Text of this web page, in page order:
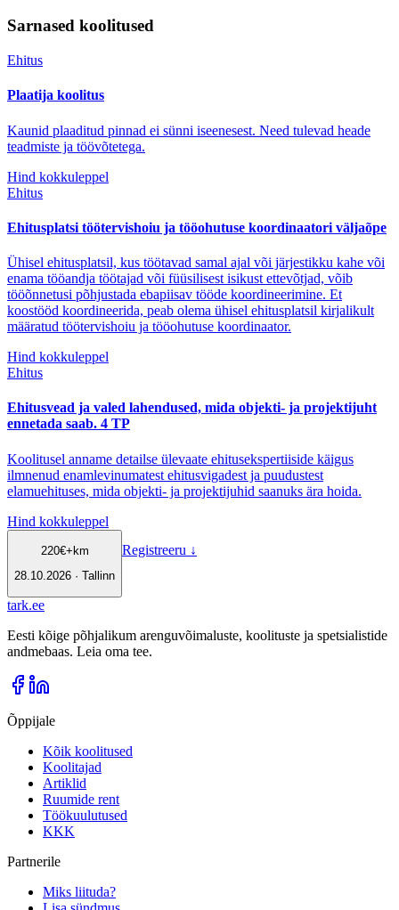
Sarnased koolitused
Ehitus
Plaatija koolitus
Kaunid plaaditud pinnad ei sünni iseenesest. Need tulevad heade
teadmiste ja töövõtetega.
Hind kokkuleppel
Ehitus
Ehitusplatsi töötervishoiu ja tööohutuse koordinaatori väljaõpe
Ühisel ehitusplatsil, kus töötavad samal ajal või järjestikku kahe või
enama tööandja töötajad või füüsilisest isikust ettevõtjad, võib
tööõnnetusi põhjustada ebapiisav tööde koordineerimine. Et
koostööd koordineerida, peab olema ühisel ehitusplatsil kirjalikult
määratud töötervishoiu ja tööohutuse koordinaator.
Hind kokkuleppel
Ehitus
Ehitusvead ja valed lahendused, mida objekti- ja projektijuht
ennetada saab. 4 TP
Koolitusel anname detailse ülevaate ehitusekspertiiside käigus
ilmnenud enamlevinumatest ehitusvigadest ja puudustest
elamuehituses, mida objekti- ja projektijuhid saanuks ära hoida.
Hind kokkuleppel
220€+km
28.10.2026 · Tallinn
Registreeru ↓
tark.ee
Eesti kõige põhjalikum arenguvõimaluste, koolituste ja spetsialistide
andmebaas. Leia oma tee.
Õppijale
Kõik koolitused
Koolitajad
Artiklid
Ruumide rent
Töökuulutused
KKK
Partnerile
Miks liituda?